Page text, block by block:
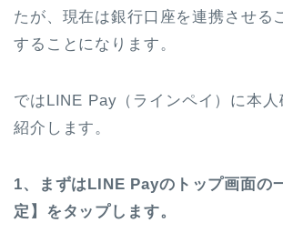
たが、現在は銀行口座を連携させる
することになります。
ではLINE Pay（ラインペイ）に本
紹介します。
1、まずはLINE Payのトップ画面の
定】をタップします。